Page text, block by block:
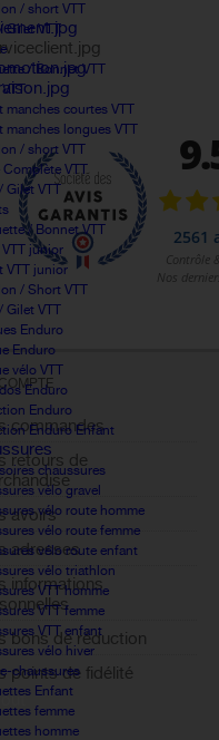
/ short VTT
Gilet VTT
/ Bonnet VTT
manches courtes VTT
manches longues VTT
/ short VTT
Complète VTT
Gilet VTT
/ Bonnet VTT
junior
VTT junior
/ Short VTT
Gilet VTT
Enduro
Enduro
vélo VTT
Enduro
Enduro
Enduro Enfant
chaussures
vélo gravel
vélo route homme
vélo route femme
vélo route enfant
vélo triathlon
VTT homme
VTT femme
VTT enfant
vélo hiver
chaussures
Enfant
femme
homme
commandes
retours de
avoirs
adresses
informations
bons de réduction
points de fidélité